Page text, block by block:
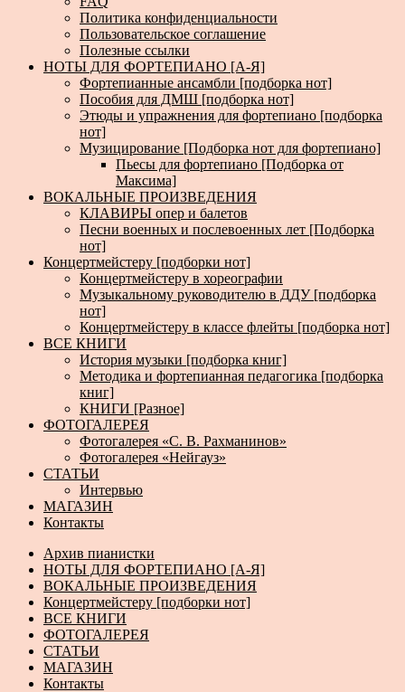
Политика конфиденциальности
Пользовательское соглашение
Полезные ссылки
НОТЫ ДЛЯ ФОРТЕПИАНО [А-Я]
Фортепианные ансамбли [подборка нот]
Пособия для ДМШ [подборка нот]
Этюды и упражнения для фортепиано [подборка
нот]
Музицирование [Подборка нот для фортепиано]
Пьесы для фортепиано [Подборка от
Максима]
ВОКАЛЬНЫЕ ПРОИЗВЕДЕНИЯ
КЛАВИРЫ опер и балетов
Песни военных и послевоенных лет [Подборка
нот]
Концертмейстеру [подборки нот]
Концертмейстеру в хореографии
Музыкальному руководителю в ДДУ [подборка
нот]
Концертмейстеру в классе флейты [подборка нот]
ВСЕ КНИГИ
История музыки [подборка книг]
Методика и фортепианная педагогика [подборка
книг]
КНИГИ [Разное]
ФОТОГАЛЕРЕЯ
Фотогалерея «С. В. Рахманинов»
Фотогалерея «Нейгауз»
СТАТЬИ
Интервью
МАГАЗИН
Контакты
Архив пианистки
НОТЫ ДЛЯ ФОРТЕПИАНО [А-Я]
ВОКАЛЬНЫЕ ПРОИЗВЕДЕНИЯ
Концертмейстеру [подборки нот]
ВСЕ КНИГИ
ФОТОГАЛЕРЕЯ
СТАТЬИ
МАГАЗИН
Контакты